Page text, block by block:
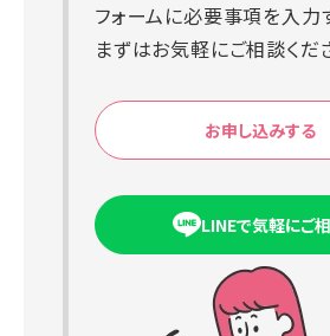
フォームに必要事項を入力
まずはお気軽にご相談くだ
お申し込みする
LINEで気軽にご